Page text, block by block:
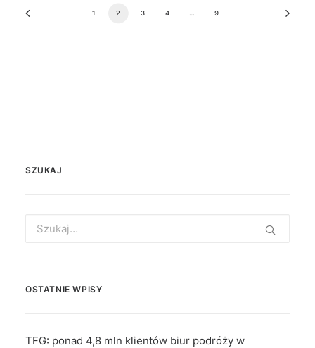
1 2 3 4 … 9
SZUKAJ
for:
OSTATNIE WPISY
TFG: ponad 4,8 mln klientów biur podróży w